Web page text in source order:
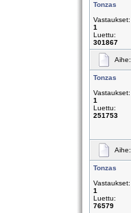
Tonzas
Vastaukset:
1
Luettu:
301867
Aihe:
Tonzas
Vastaukset:
1
Luettu:
251753
Aihe:
Tonzas
Vastaukset:
1
Luettu:
76579